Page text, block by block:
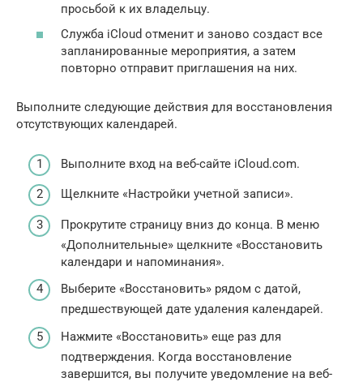
просьбой к их владельцу.
Служба iCloud отменит и заново создаст все
запланированные мероприятия, а затем
повторно отправит приглашения на них.
Выполните следующие действия для восстановления
отсутствующих календарей.
Выполните вход на веб-сайте iCloud.com.
Щелкните «Настройки учетной записи».
Прокрутите страницу вниз до конца. В меню
«Дополнительные» щелкните «Восстановить
календари и напоминания».
Выберите «Восстановить» рядом с датой,
предшествующей дате удаления календарей.
Нажмите «Восстановить» еще раз для
подтверждения. Когда восстановление
завершится, вы получите уведомление на веб-